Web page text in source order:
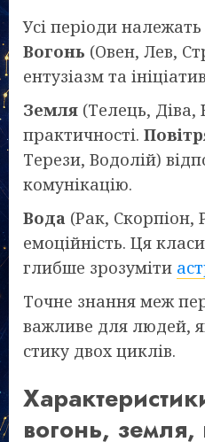
Усі періоди
Вогонь (Овен, Лев,
ентузіазм та
Земля (Телець, Діва,
практичності.
Терези, Водолій)
комунікацію.
Вода (Рак, Скорпіон,
емоційність. Ця
глибше зрозуміти
Точне знання меж
важливе для людей,
стику двох циклів.
вогонь, земля,